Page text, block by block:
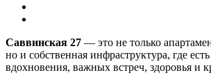
Саввинская 27 — это не только
но и собственная инфраструктура, где
вдохновения, важных встреч, здоровья и